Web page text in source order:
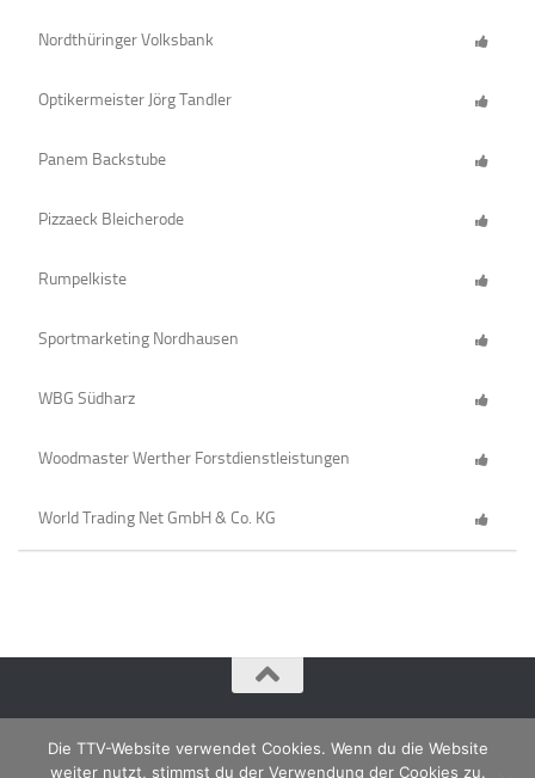
Nordthüringer Volksbank
Optikermeister Jörg Tandler
Panem Backstube
Pizzaeck Bleicherode
Rumpelkiste
Sportmarketing Nordhausen
WBG Südharz
Woodmaster Werther Forstdienstleistungen
World Trading Net GmbH & Co. KG
Die TTV-Website verwendet Cookies. Wenn du die Website
weiter nutzt, stimmst du der Verwendung der Cookies zu.